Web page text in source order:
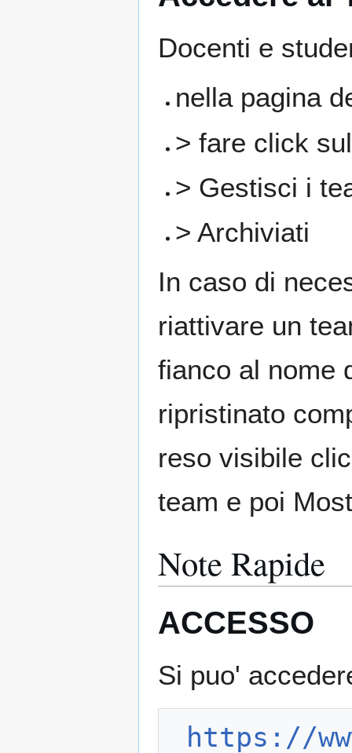
Docenti e
nella pagina
> fare click
> Gestisci i
> Archiviati
In caso di
riattivare un
fianco al nome
ripristinato
reso visibile
team e poi
Note Rapide
ACCESSO
Si puo'
https://